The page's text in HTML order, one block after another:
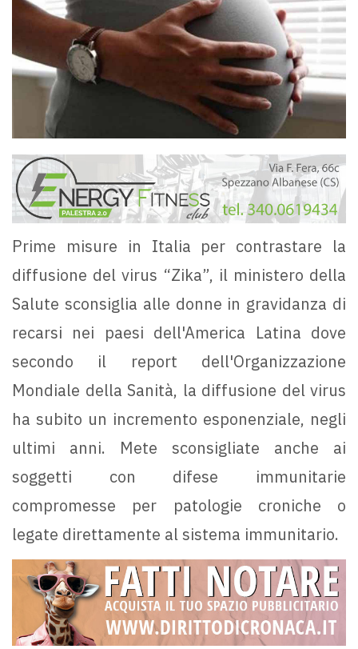
Prime misure in Italia per contrastare la
diffusione del virus “Zika”, il ministero della
Salute sconsiglia alle donne in gravidanza di
recarsi nei paesi dell'America Latina dove
secondo il report dell'Organizzazione
Mondiale della Sanità, la diffusione del virus
ha subito un incremento esponenziale, negli
ultimi anni. Mete sconsigliate anche ai
soggetti con difese immunitarie
compromesse per patologie croniche o
legate direttamente al sistema immunitario.